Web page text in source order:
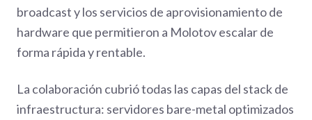
broadcast y los servicios de aprovisionamiento de
hardware que permitieron a Molotov escalar de
forma rápida y rentable.
La colaboración cubrió todas las capas del stack de
infraestructura: servidores bare-metal optimizados